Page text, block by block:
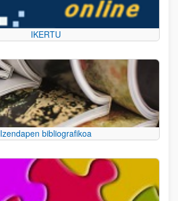
IKERTU
Izendapen bibliografikoa